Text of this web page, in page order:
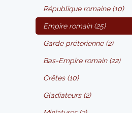
République romaine (10)
Empire romain (25)
Garde prétorienne (2)
Bas-Empire romain (22)
Crêtes (10)
Gladiateurs (2)